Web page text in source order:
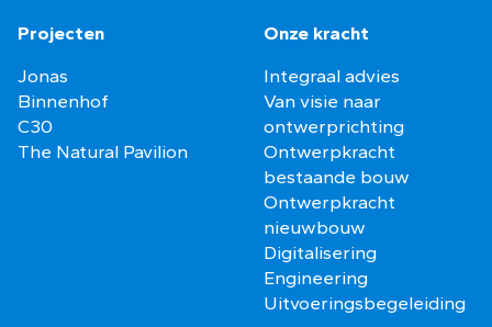
Projecten
Jonas
Binnenhof
C30
The Natural Pavilion
Onze kracht
Integraal advies
Van visie naar
ontwerprichting
Ontwerpkracht
bestaande bouw
Ontwerpkracht
nieuwbouw
Digitalisering
Engineering
Uitvoeringsbegeleiding